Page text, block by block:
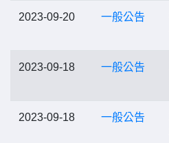
2023-09-20 一般公告
2023-09-18 一般公告
2023-09-18 一般公告